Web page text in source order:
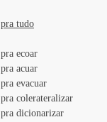
				pra ecoar
				pra acuar
				pra evacuar
				pra colerateralizar
				pra dicionarizar